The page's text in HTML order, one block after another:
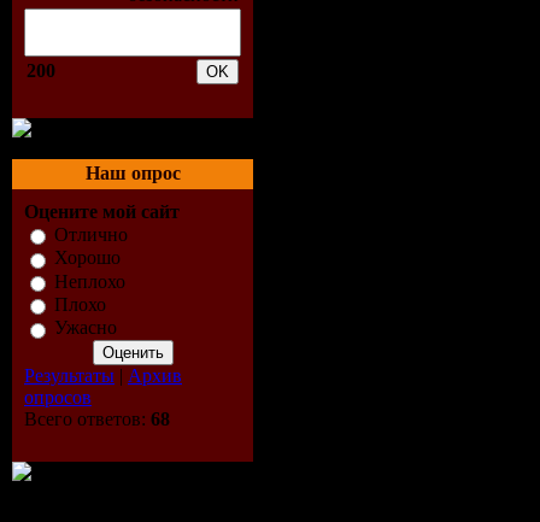
200
Наш опрос
Оцените мой сайт
Отлично
Хорошо
Неплохо
Плохо
Ужасно
Результаты | Архив
опросов
Всего ответов: 68